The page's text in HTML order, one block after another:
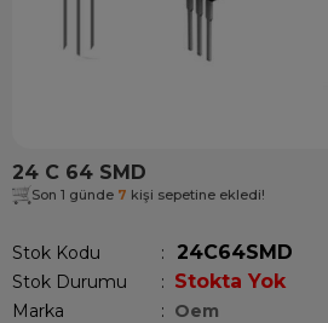
24 C 64 SMD
Son 1 günde 7 kişi sepetine ekledi!
Stok Kodu 24C64SMD
Stok Durumu : Stokta Yok
Marka : Oem